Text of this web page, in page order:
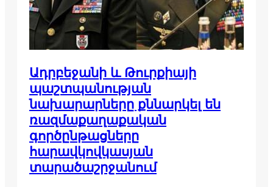
Ադրբեջանի և Թուրքիայի
պաշտպանության
նախարարները քննարկել են
ռազմաքաղաքական
գործընթացները
հարավկովկասյան
տարածաշրջանում